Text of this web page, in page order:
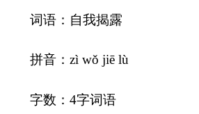
词语：自我揭露
拼音：zì wǒ jiē lù
字数：4字词语